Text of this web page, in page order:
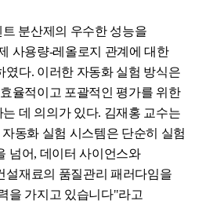
분산제의 우수한 성능을
사용량-레올로지 관계에 대한
였다. 이러한 자동화 실험 방식은
율적이고 포괄적인 평가를 위한
데 의의가 있다. 김재홍 교수는
동화 실험 시스템은 단순히 실험
넘어, 데이터 사이언스와
설재료의 품질관리 패러다임을
을 가지고 있습니다"라고